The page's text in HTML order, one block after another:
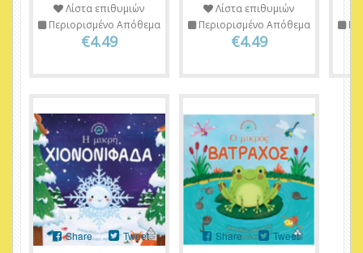
Λίστα επιθυμιών
Περιορισμένο Απόθεμα
€4.49
Λίστα επιθυμιών
Περιορισμένο Απόθεμα
€4.49
Share Tweet Share Tweet